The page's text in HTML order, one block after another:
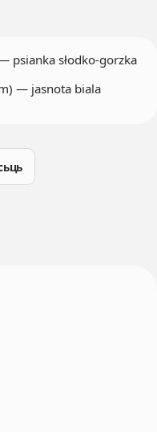
psianka słodko-gorzka
— jasnota biala